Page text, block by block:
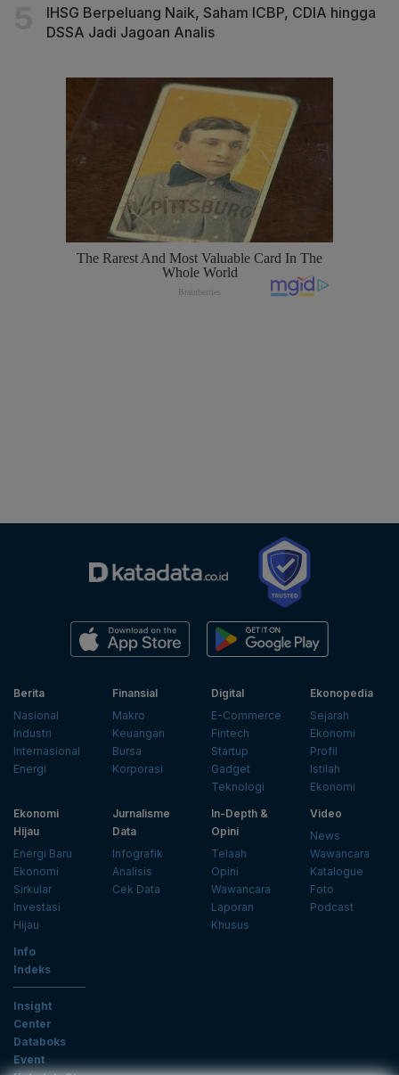
IHSG Berpeluang Naik, Saham ICBP, CDIA hingga
DSSA Jadi Jagoan Analis
Berita
Nasional
Industri
Internasional
Energi
Finansial
Makro
Keuangan
Bursa
Korporasi
Digital
E-Commerce
Fintech
Startup
Gadget
Teknologi
Ekonopedia
Sejarah
Ekonomi
Profil
Istilah
Ekonomi
Ekonomi
Hijau
Energi Baru
Ekonomi
Sirkular
Investasi
Hijau
Jurnalisme
Data
Infografik
Analisis
Cek Data
In-Depth &
Opini
Telaah
Opini
Wawancara
Laporan
Khusus
Video
News
Wawancara
Katalogue
Foto
Podcast
Info
Indeks
Insight
Center
Databoks
Event